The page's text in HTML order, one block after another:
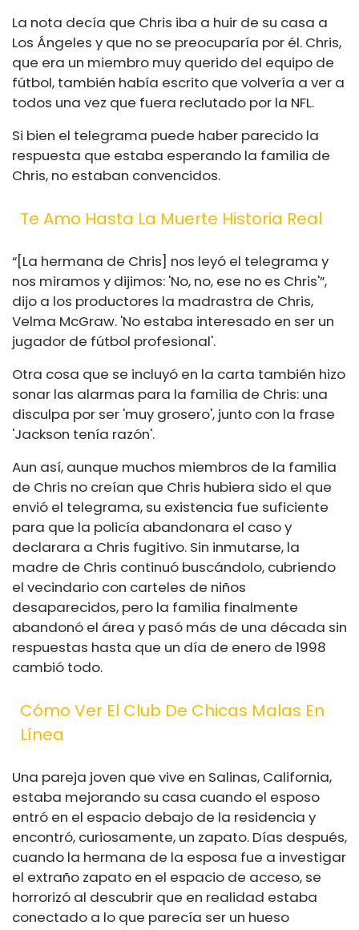
La nota decía que Chris iba a huir de su casa a
Los Ángeles y que no se preocuparía por él. Chris,
que era un miembro muy querido del equipo de
fútbol, ​​también había escrito que volvería a ver a
todos una vez que fuera reclutado por la NFL.
Si bien el telegrama puede haber parecido la
respuesta que estaba esperando la familia de
Chris, no estaban convencidos.
Te Amo Hasta La Muerte Historia Real
“[La hermana de Chris] nos leyó el telegrama y
nos miramos y dijimos: 'No, no, ese no es Chris'”,
dijo a los productores la madrastra de Chris,
Velma McGraw. 'No estaba interesado en ser un
jugador de fútbol profesional'.
Otra cosa que se incluyó en la carta también hizo
sonar las alarmas para la familia de Chris: una
disculpa por ser 'muy grosero', junto con la frase
'Jackson tenía razón'.
Aun así, aunque muchos miembros de la familia
de Chris no creían que Chris hubiera sido el que
envió el telegrama, su existencia fue suficiente
para que la policía abandonara el caso y
declarara a Chris fugitivo. Sin inmutarse, la
madre de Chris continuó buscándolo, cubriendo
el vecindario con carteles de niños
desaparecidos, pero la familia finalmente
abandonó el área y pasó más de una década sin
respuestas hasta que un día de enero de 1998
cambió todo.
Cómo Ver El Club De Chicas Malas En
Línea
Una pareja joven que vive en Salinas, California,
estaba mejorando su casa cuando el esposo
entró en el espacio debajo de la residencia y
encontró, curiosamente, un zapato. Días después,
cuando la hermana de la esposa fue a investigar
el extraño zapato en el espacio de acceso, se
horrorizó al descubrir que en realidad estaba
conectado a lo que parecía ser un hueso